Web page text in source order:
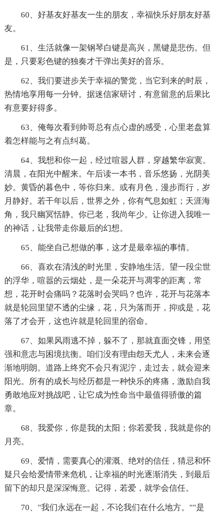
60、好基友好基友一生的朋友，幸福快乐好朋友好基
友。
61、生活就像一架钢琴白键是高兴，黑键是悲伤。但
是，只要彩色键的独奏才干弹出美好的音乐。
62、我们要进步关于幸福的警觉，当它到来的时辰，
热情地享用每一分钟。据迷信家研讨，有意留意的后果比
有意要好得多。
63、俺每次看到帅哥总有点心虚的感受，心里老盘算
着怎样能与之有点纠葛。
64、我想和你一起，经过喧嚣人群，穿越繁华寂寞。
清晨，在阳光中醒来。午后读一本书，音乐悠扬，光阴美
妙。黄昏的暮色中，等你归来。或有月色，漫步而行，岁
月静好。若干年以后，世界之外，你有气息如虹；天涯海
角，我只幽冥恬静。你已老，我尚年少。让你进入我唯一
的神话，让我带走你最后的幻想。
65、能坐自己想做的事，这才是最幸福的事情。
66、喜欢在清浅的时光里，安静地生活。望一段尘世
的浮华，喧嚣的云烟处，是一朵花开与凋零的距离，常
想，花开时会痛吗？花落时会哭吗？也许，花开与花落本
就是轮回里望不透的尘缘，花，只为落而开，抑或是，花
落了才会开，这也许就是轮回里的宿命。
67、如果风雨逃不掉，躲不了，那就直面交锋，用坚
强和意志与困境抗衡。咱们没有理由怨天尤人，未来会逐
渐地明朗。道路上终究不会只有泥泞，走过去，就会迎来
阳光。所有的成长与经历都是一种快乐的疼痛，激励自我
勇敢地应对挑战吧，让它成为性命当中最值得骄傲的篇
章。
68、我爱你，你是我的太阳；你若爱我，我就是你的
月亮。
69、爱情，需要真心的灌溉、绝对的信任，猜忌和怀
疑只会给爱情带来危机，让幸福的时光逐渐消失，到最后
留下的却只是深深悔意。记得，若爱，就学会信任。
70、"我们永远在一起，不论我们在什么地方。""是